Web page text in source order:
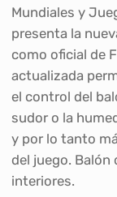
Mundiales y
presenta la
como oficial de
actualizada
el control del
sudor o la
y por lo tanto
del juego. Balón
interiores.